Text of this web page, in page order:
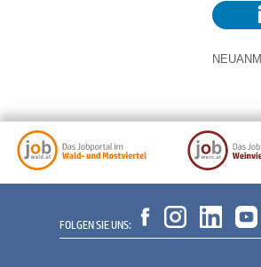
FOLGEN SIE UNS: